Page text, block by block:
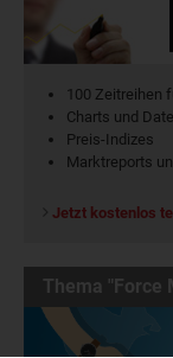
100 Zeitreihen
Charts und
Preis-Indizes
Marktreports
Jetzt kostenlos
Thema "Force